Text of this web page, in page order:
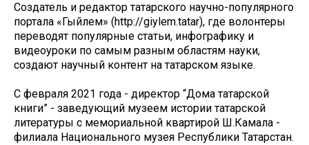
Создатель и редактор татарского научно-популярного
портала «Гыйлем» (http://giylem.tatar), где волонтеры
переводят популярные статьи, инфографику и
видеоуроки по самым разным областям науки,
создают научный контент на татарском языке.
С февраля 2021 года - директор “Дома татарской
книги” - заведующий музеем истории татарской
литературы с мемориальной квартирой Ш.Камала -
филиала Национального музея Республики Татарстан.